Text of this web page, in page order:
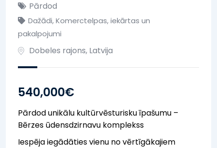
Pārdod
Dažādi,Komerctelpas, iekārtas un
pakalpojumi
Dobeles rajons, Latvija
540,000€
Pārdod unikālu kultūrvēsturisku īpašumu –
Bērzes ūdensdzirnavu komplekss
Iespēja iegādāties vienu no vērtīgākajiem